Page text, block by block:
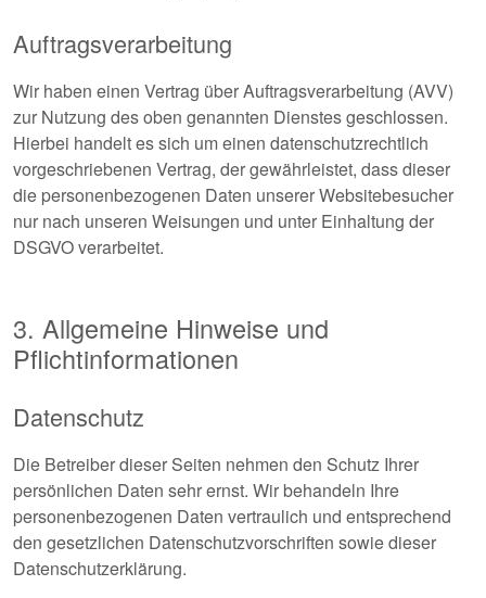
Auftragsverarbeitung
Wir haben einen Vertrag über Auftragsverarbeitung (AVV)
zur Nutzung des oben genannten Dienstes geschlossen.
Hierbei handelt es sich um einen datenschutzrechtlich
vorgeschriebenen Vertrag, der gewährleistet, dass dieser
die personenbezogenen Daten unserer Websitebesucher
nur nach unseren Weisungen und unter Einhaltung der
DSGVO verarbeitet.
3. Allgemeine Hinweise und
Pflichtinformationen
Datenschutz
Die Betreiber dieser Seiten nehmen den Schutz Ihrer
persönlichen Daten sehr ernst. Wir behandeln Ihre
personenbezogenen Daten vertraulich und entsprechend
den gesetzlichen Datenschutzvorschriften sowie dieser
Datenschutzerklärung.